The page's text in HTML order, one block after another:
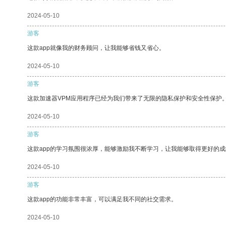
2024-05-10
游客
这款app就像我的财务顾问，让我能够省钱又省心。
2024-05-10
游客
这款加速器VPM应用程序已经为我们带来了无限的隐私保护和安全性保护
2024-05-10
游客
这款app的学习氛围很浓厚，能够激励我不断学习，让我能够取得更好的
2024-05-10
游客
这款app的功能非常丰富，可以满足我不同的社交需求。
2024-05-10